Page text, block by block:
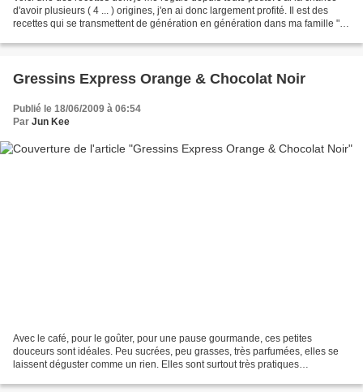
d'avoir plusieurs ( 4 ... ) origines, j'en ai donc largement profité. Il est des
recettes qui se transmettent de génération en génération dans ma famille "
Gressins Express Orange & Chocolat Noir
Publié le 18/06/2009 à 06:54
Par Jun Kee
Avec le café, pour le goûter, pour une pause gourmande, ces petites
douceurs sont idéales. Peu sucrées, peu grasses, très parfumées, elles se
laissent déguster comme un rien. Elles sont surtout très pratiques